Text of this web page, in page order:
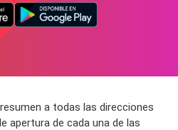
a todas las direcciones
apertura de cada una de las